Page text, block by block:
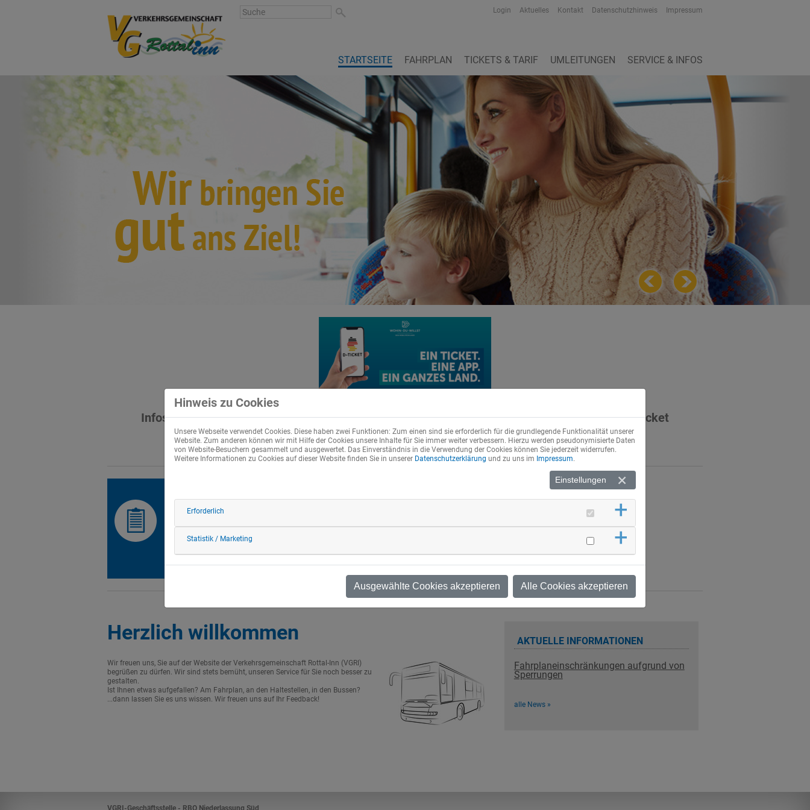
Login Aktuelles Kontakt Datenschutzhinweis Impressum
STARTSEITE FAHRPLAN TICKETS & TARIF UMLEITUNGEN SERVICE & INFOS
›
Infos und Bestellmöglichkeiten für das Deutschland-Ticket und das Bayerische Ermäßigungsticket
finden Sie>hier<.
FAHRPLAN
Alle Infos zu den
TICKETS & TARIF SERVICE & INFOS
Herzlich willkommen
Wir freuen uns, Sie auf der Website der Verkehrsgemeinschaft Rottal-Inn (VGRI)
begrüßen zu dürfen. Wir sind stets bemüht, unseren Service für Sie noch besser zu
gestalten.
Ist Ihnen etwas aufgefallen? Am Fahrplan, an den Haltestellen, in den Bussen?
...dann lassen Sie es uns wissen. Wir freuen uns auf Ihr Feedback!
AKTUELLE INFORMATIONEN
Fahrplaneinschränkungen aufgrund von
Sperrungen
alle News »
VGRI-Geschäftsstelle - RBO Niederlassung Süd
Hinweis zu Cookies
Unsere Webseite verwendet Cookies. Diese haben zwei Funktionen: Zum einen sind sie erforderlich für die grundlegende Funktionalität unserer
Website. Zum anderen können wir mit Hilfe der Cookies unsere Inhalte für Sie immer weiter verbessern. Hierzu werden pseudonymisierte Daten
von Website-Besuchern gesammelt und ausgewertet. Das Einverständnis in die Verwendung der Cookies können Sie jederzeit widerrufen.
Weitere Informationen zu Cookies auf dieser Website finden Sie in unserer Datenschutzerklärung und zu uns im Impressum.
Einstellungen
Erforderlich
Statistik / Marketing
Ausgewählte Cookies akzeptieren Alle Cookies akzeptieren